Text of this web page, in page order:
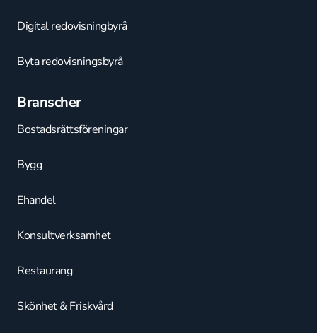
Digital redovisningbyrå
Byta redovisningsbyrå
Branscher
Bostadsrättsföreningar
Bygg
Ehandel
Konsultverksamhet
Restaurang
Skönhet & Friskvård